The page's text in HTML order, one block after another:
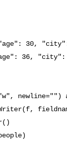
30,
36, "city":
newline="")